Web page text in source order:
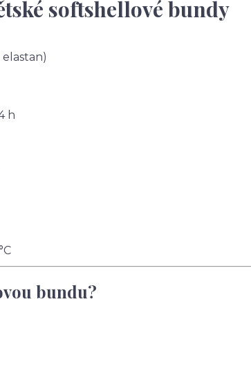
softshellové bundy
h
bundu?